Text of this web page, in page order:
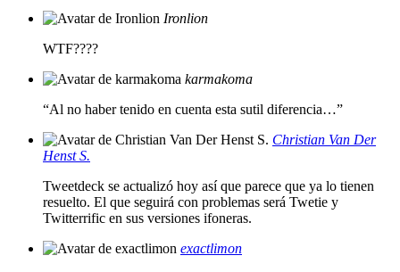
Ironlion
WTF????
karmakoma
“Al no haber tenido en cuenta esta sutil diferencia…”
Christian Van Der
Henst S.
Tweetdeck se actualizó hoy así que parece que ya lo tienen
resuelto. El que seguirá con problemas será Twetie y
Twitterrific en sus versiones ifoneras.
exactlimon